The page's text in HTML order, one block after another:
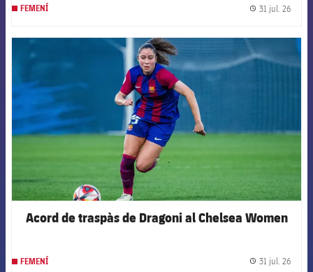
FEMENÍ 31 jul. 26
FCB Barcelona badge
Acord de traspàs de Dragoni al Chelsea Women
FEMENÍ 31 jul. 26